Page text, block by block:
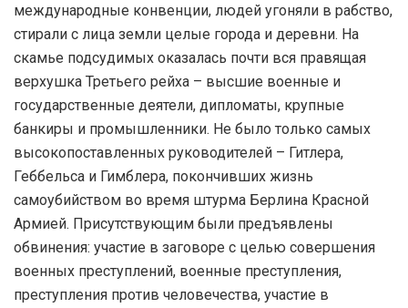
международные конвенции, людей угоняли в рабство,
стирали с лица земли целые города и деревни. На
скамье подсудимых оказалась почти вся правящая
верхушка Третьего рейха – высшие военные и
государственные деятели, дипломаты, крупные
банкиры и промышленники. Не было только самых
высокопоставленных руководителей – Гитлера,
Геббельса и Гимблера, покончивших жизнь
самоубийством во время штурма Берлина Красной
Армией. Присутствующим были предъявлены
обвинения: участие в заговоре с целью совершения
военных преступлений, военные преступления,
преступления против человечества, участие в